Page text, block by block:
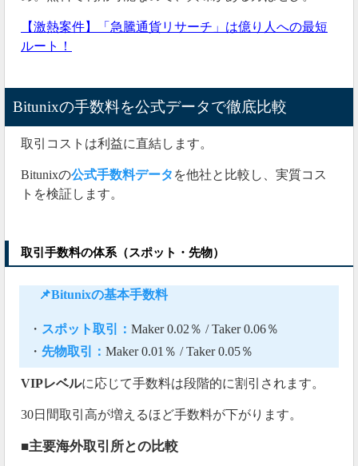
【激熱案件】「急騰通貨リサーチ」は億り人への最短
ルート！
Bitunixの手数料を公式データで徹底比較
取引コストは利益に直結します。
Bitunixの公式手数料データ を他社と比較し、実質コス
トを検証します。
取引手数料の体系（スポット・先物）
📌Bitunixの基本手数料
・ スポット取引： Maker 0.02％ / Taker 0.06％
・ 先物取引： Maker 0.01％ / Taker 0.05％
VIPレベルに応じて手数料は段階的に割引されます。
30日間取引高が増えるほど手数料が下がります。
■主要海外取引所との比較